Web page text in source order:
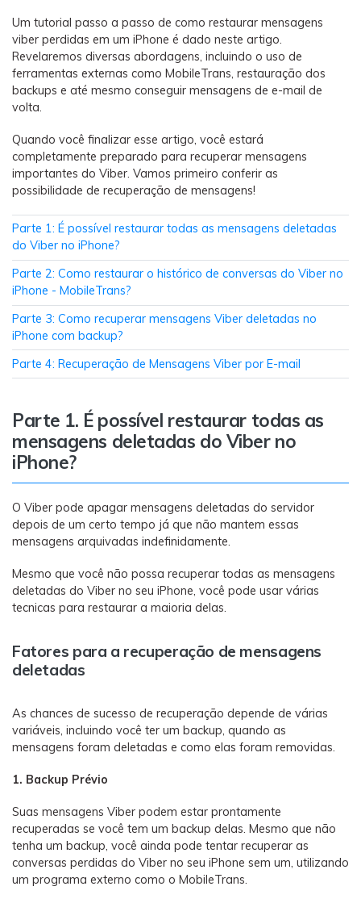
Fazer backup de até 18 tipos de dados e dados do
WhatsApp para o computador. E restaurar
backups facilmente.
Recupere todas as mídias de visulização única do
WhatsApp — fotos, vídeos e mensagens de voz.
App
Mutsapper
Transferir dados do WhatsApp e WhatsApp
Business sem redefinição de fábrica.
MobileTrans App
Transferir dados do telefone, dados do
WhatsApp e arquivos entre dispositivos.
WeLastseen
O WeLastseen mantém seu WhatsApp conectado
e informado.
Um tutorial passo a passo de como restaurar mensagens
viber perdidas em um iPhone é dado neste artigo.
Revelaremos diversas abordagens, incluindo o uso de
ferramentas externas como MobileTrans, restauração dos
backups e até mesmo conseguir mensagens de e-mail de
volta.
Quando você finalizar esse artigo, você estará
completamente preparado para recuperar mensagens
importantes do Viber. Vamos primeiro conferir as
possibilidade de recuperação de mensagens!
Parte 1: É possível restaurar todas as mensagens deletadas
do Viber no iPhone?
Parte 2: Como restaurar o histórico de conversas do Viber no
iPhone - MobileTrans?
Parte 3: Como recuperar mensagens Viber deletadas no
iPhone com backup?
Parte 4: Recuperação de Mensagens Viber por E-mail
Parte 1. É possível restaurar todas as
mensagens deletadas do Viber no
iPhone?
O Viber pode apagar mensagens deletadas do servidor
depois de um certo tempo já que não mantem essas
mensagens arquivadas indefinidamente.
Mesmo que você não possa recuperar todas as mensagens
deletadas do Viber no seu iPhone, você pode usar várias
tecnicas para restaurar a maioria delas.
Fatores para a recuperação de mensagens
deletadas
As chances de sucesso de recuperação depende de várias
variáveis, incluindo você ter um backup, quando as
mensagens foram deletadas e como elas foram removidas.
1. Backup Prévio
Suas mensagens Viber podem estar prontamente
recuperadas se você tem um backup delas. Mesmo que não
tenha um backup, você ainda pode tentar recuperar as
conversas perdidas do Viber no seu iPhone sem um, utilizando
um programa externo como o MobileTrans.